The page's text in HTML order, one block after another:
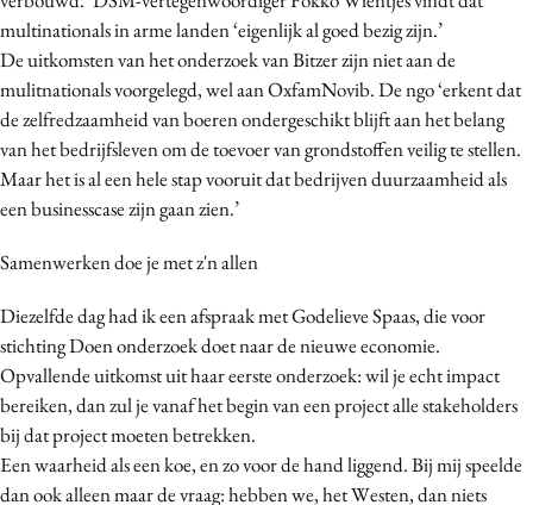
multinationals in arme landen ‘eigenlijk al goed bezig zijn.’
De uitkomsten van het onderzoek van Bitzer zijn niet aan de
mulitnationals voorgelegd, wel aan OxfamNovib. De ngo ‘erkent dat
de zelfredzaamheid van boeren ondergeschikt blijft aan het belang
van het bedrijfsleven om de toevoer van grondstoffen veilig te stellen.
Maar het is al een hele stap vooruit dat bedrijven duurzaamheid als
een businesscase zijn gaan zien.’
Samenwerken doe je met z'n allen
Diezelfde dag had ik een afspraak met Godelieve Spaas, die voor
stichting Doen onderzoek doet naar de nieuwe economie.
Opvallende uitkomst uit haar eerste onderzoek: wil je echt impact
bereiken, dan zul je vanaf het begin van een project alle stakeholders
bij dat project moeten betrekken.
Een waarheid als een koe, en zo voor de hand liggend. Bij mij speelde
dan ook alleen maar de vraag: hebben we, het Westen, dan niets